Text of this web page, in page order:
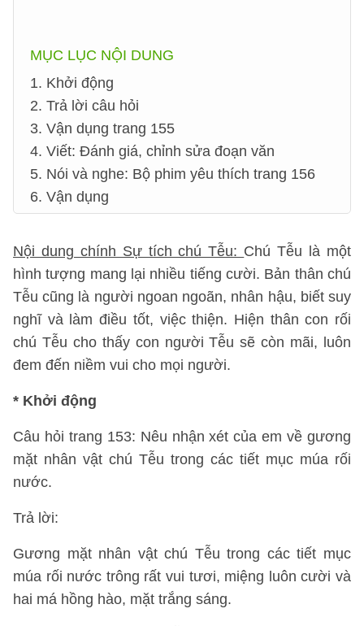
MỤC LỤC NỘI DUNG
1. Khởi động
2. Trả lời câu hỏi
3. Vận dụng trang 155
4. Viết: Đánh giá, chỉnh sửa đoạn văn
5. Nói và nghe: Bộ phim yêu thích trang 156
6. Vận dụng
Nội dung chính Sự tích chú Tễu: Chú Tễu là một
hình tượng mang lại nhiều tiếng cười. Bản thân chú
Tễu cũng là người ngoan ngoãn, nhân hậu, biết suy
nghĩ và làm điều tốt, việc thiện. Hiện thân con rối
chú Tễu cho thấy con người Tễu sẽ còn mãi, luôn
đem đến niềm vui cho mọi người.
* Khởi động
Câu hỏi trang 153: Nêu nhận xét của em về gương
mặt nhân vật chú Tễu trong các tiết mục múa rối
nước.
Trả lời:
Gương mặt nhân vật chú Tễu trong các tiết mục
múa rối nước trông rất vui tươi, miệng luôn cười và
hai má hồng hào, mặt trắng sáng.